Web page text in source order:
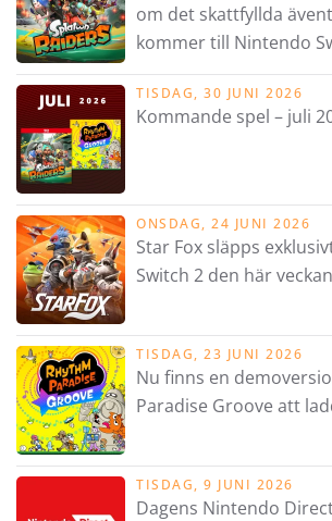
om det skattfyllda
kommer till Nintendo
TISDAG, 30 JUNI 2026
Kommande spel – juli
ONSDAG, 24 JUNI 2026
Star Fox släpps
Switch 2 den här veckan
TISDAG, 23 JUNI 2026
Nu finns en
Paradise Groove att
TISDAG, 9 JUNI 2026
Dagens Nintendo